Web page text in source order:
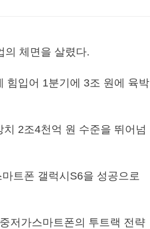
의 체면을 살렸다.
힘입어 1분기에 3조 원에 육박
2조4천억 원 수준을 뛰어넘
트폰 갤럭시S6을 성공으로
저가스마트폰의 투트랙 전략